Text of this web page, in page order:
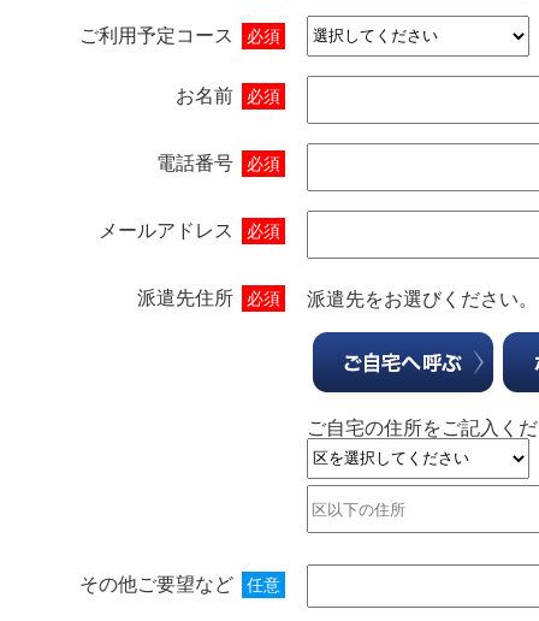
ご利用予定コース 必須
お名前 必須
電話番号 必須
メールアドレス 必須
派遣先住所 必須 派遣先をお選びください。
ご自宅の住所をご記入く
その他ご要望など 任意